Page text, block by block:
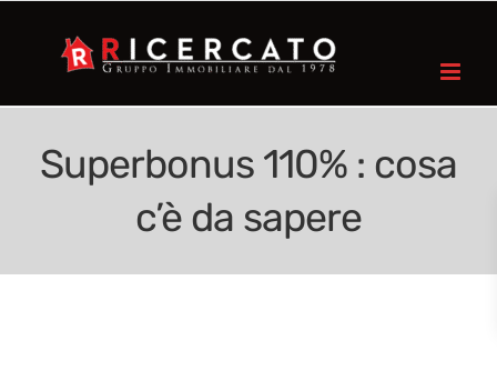
Superbonus 110% : cosa
c’è da sapere